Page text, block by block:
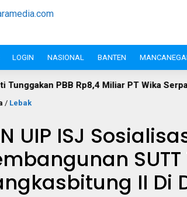
LOGIN NASIONAL BANTEN
Miliar PT Wika Serpan: Investor Besar
/ Lebak
UIP ISJ
II Di